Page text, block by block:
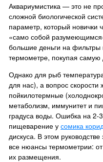
Аквариумистика — это не
сложной биологической
параметр, который новички
«само собой
большие деньги на фильтры
термометре, покупая
Однако для рыб
для нас), а вопрос
пойкилотермные
метаболизм, иммунитет и
градуса воды. Ошибка на 2-
пищеварение у сомика
дискуса. В этом руководстве
все нюансы термометрии:
их размещения.